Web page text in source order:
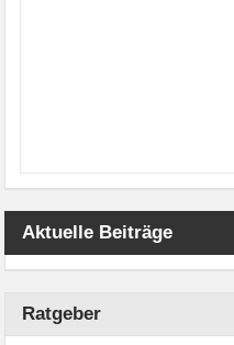
Aktuelle Beiträge
Ratgeber